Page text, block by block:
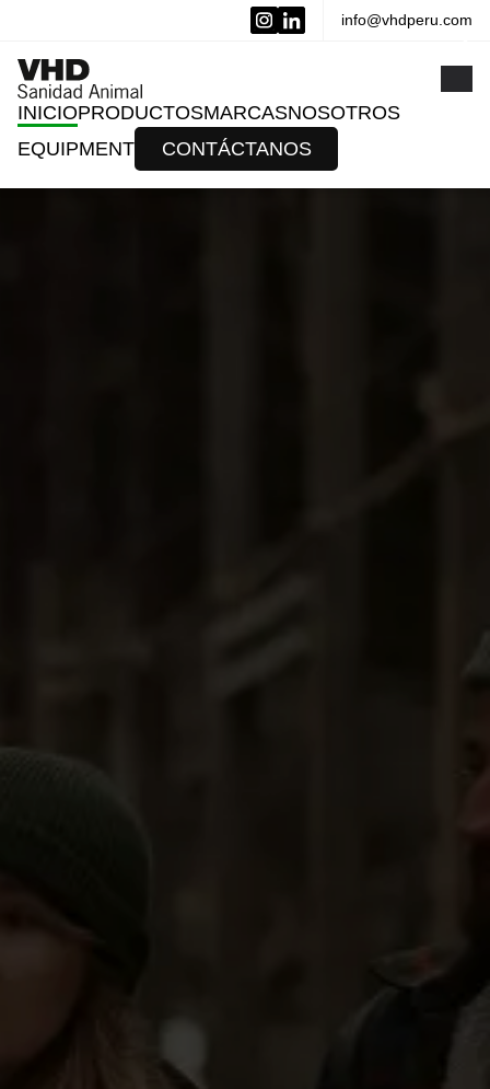
info@vhdperu.com
INICIOPRODUCTOSMARCASNOSOTROS
EQUIPMENT
CONTÁCTANOS